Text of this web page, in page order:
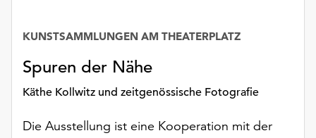
Spuren der Nähe
Käthe Kollwitz und zeitgenössische Fotografie
KUNSTSAMMLUNGEN AM THEATERPLATZ
Die Ausstellung ist eine Kooperation mit der